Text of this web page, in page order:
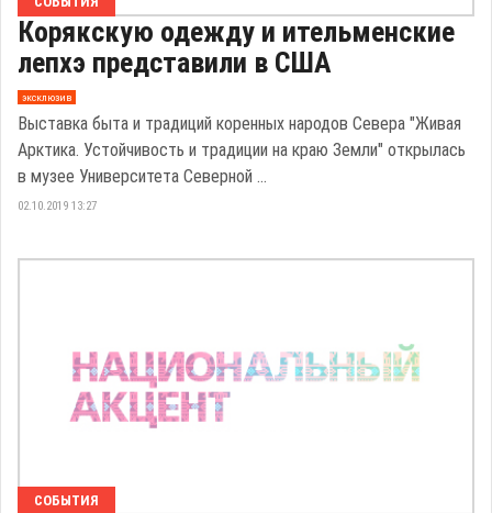
Корякскую одежду и ительменские
лепхэ представили в США
эксклюзив
Выставка быта и традиций коренных народов Севера "Живая
Арктика. Устойчивость и традиции на краю Земли" открылась
в музее Университета Северной ...
02.10.2019 13:27
СОБЫТИЯ